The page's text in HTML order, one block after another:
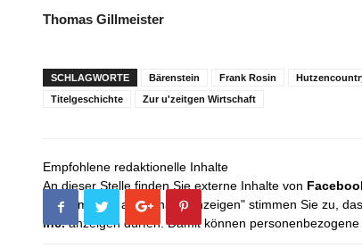
Thomas Gillmeister
SCHLAGWORTE Bärenstein Frank Rosin
Titelgeschichte
Zur u'zeitgen Wirtschaft
Empfohlene redaktionelle Inhalte
An dieser Stelle finden Sie externe Inhalte von
Mit dem Klick auf "Inhalte anzeigen" stimmen Sie zu,
Inc.anzeigen dürfen. Damit können